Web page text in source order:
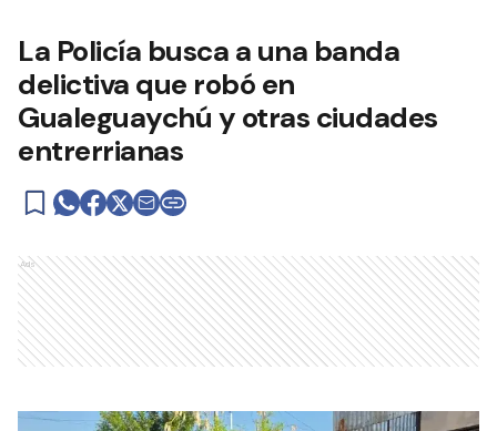
La Policía busca a una banda
delictiva que robó en
Gualeguaychú y otras ciudades
entrerrianas
Ads